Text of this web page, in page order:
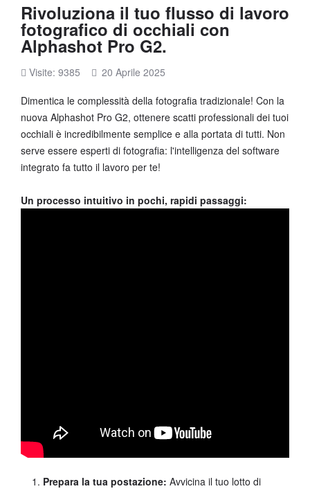
Rivoluziona il tuo flusso di lavoro
fotografico di occhiali con
Alphashot Pro G2.
20 Aprile 2025
Visite: 9385
Dimentica le complessità della fotografia tradizionale! Con la
nuova Alphashot Pro G2, ottenere scatti professionali dei tuoi
occhiali è incredibilmente semplice e alla portata di tutti. Non
serve essere esperti di fotografia: l'intelligenza del software
integrato fa tutto il lavoro per te!
Un processo intuitivo in pochi, rapidi passaggi:
Prepara la tua postazione: Avvicina il tuo lotto di